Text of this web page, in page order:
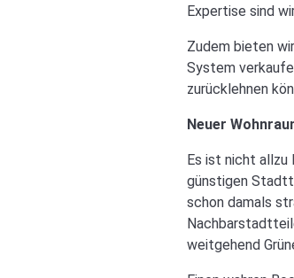
Expertise sind
Zudem bieten
System
zurücklehnen
Neuer
Es ist nicht allzu
günstigen
schon damals
weitgehend